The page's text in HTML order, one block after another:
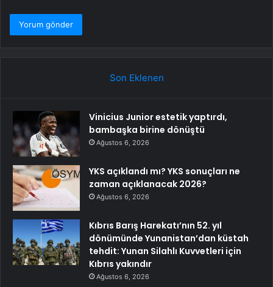
Son Eklenen
Vinicius Junior estetik yaptırdı,
bambaşka birine dönüştü
Ağustos 6, 2026
YKS açıklandı mı? YKS sonuçları ne
zaman açıklanacak 2026?
Ağustos 6, 2026
Kıbrıs Barış Harekatı’nın 52. yıl
dönümünde Yunanistan’dan küstah
tehdit: Yunan Silahlı Kuvvetleri için
Kıbrıs yakındır
Ağustos 6, 2026